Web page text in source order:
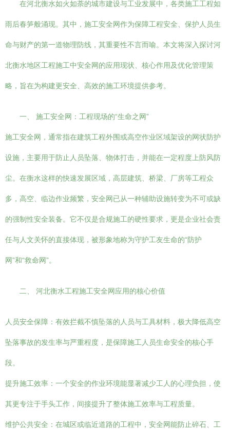
在河北衡水如火如荼的城市建设与工业发展中，各类施工工程如
雨后春笋般涌现。其中，施工安全网作为保障工程安全、保护人员生
命与财产的第一道物理防线，其重要性不言而喻。本文将深入探讨河
北衡水地区工程施工中安全网的应用现状、核心作用及优化管理策
略，旨在为构建更安全、高效的施工环境提供参考。
一、 施工安全网：工程现场的“生命之网”
施工安全网，通常指在建筑工程外围或高空作业区域架设的网状防护
设施，主要用于防止人员坠落、物体打击，并能在一定程度上防风防
尘。在衡水这样的快速发展区域，高层建筑、桥梁、厂房等工程众
多，高空、临边作业频繁，安全网已从一种辅助设施转变为不可或缺
的强制性安全装备。它不仅是合规施工的硬性要求，更是企业社会责
任与人文关怀的直接体现，被形象地称为守护工友生命的“防护
网”和“救命网”。
二、 河北衡水工程施工安全网应用的核心价值
人员安全保障：有效拦截不慎坠落的人员与工具材料，极大降低高空
坠落事故的发生率与严重程度，是保障施工人员生命安全的核心手
段。
提升施工效率：一个安全的作业环境能显著减少工人的心理负担，使
其更专注于手头工作，间接提升了整体施工效率与工程质量。
维护公共安全：在城区或临近道路的工程中，安全网能防止碎石、工